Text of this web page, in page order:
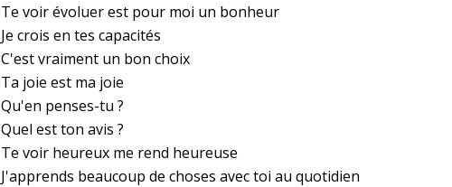
Te voir évoluer est pour moi un bonheur
Je crois en tes capacités
C'est vraiment un bon choix
Ta joie est ma joie
Qu'en penses-tu ?
Quel est ton avis ?
Te voir heureux me rend heureuse
J'apprends beaucoup de choses avec toi au quotidien